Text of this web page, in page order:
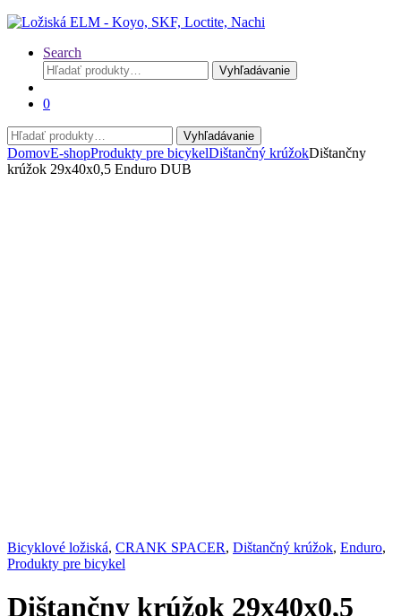
Search
Hľadať:
Vyhľadávanie
0
Hľadať:
Vyhľadávanie
DomovE-shopProdukty pre bicykelDištančný krúžokDištančny
krúžok 29x40x0,5 Enduro DUB
Bicyklové ložiská, CRANK SPACER, Dištančný krúžok, Enduro,
Produkty pre bicykel
Dištančny krúžok 29x40x0,5